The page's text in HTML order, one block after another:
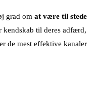
grad om at være til stede
kendskab til deres adfærd,
de mest effektive kanaler